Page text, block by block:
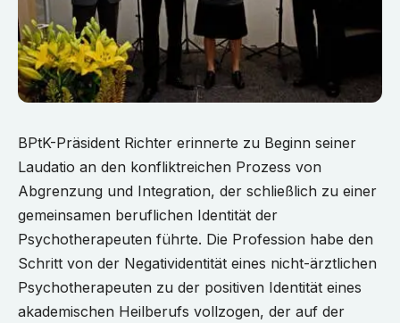
BPtK-Präsident Richter erinnerte zu Beginn seiner
Laudatio an den konfliktreichen Prozess von
Abgrenzung und Integration, der schließlich zu einer
gemeinsamen beruflichen Identität der
Psychotherapeuten führte. Die Profession habe den
Schritt von der Negatividentität eines nicht-ärztlichen
Psychotherapeuten zu der positiven Identität eines
akademischen Heilberufs vollzogen, der auf der